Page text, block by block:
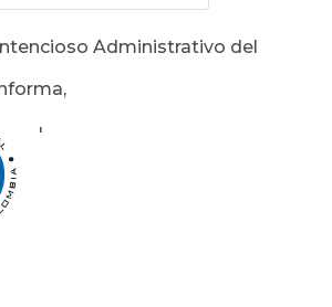
Administrativo del
'